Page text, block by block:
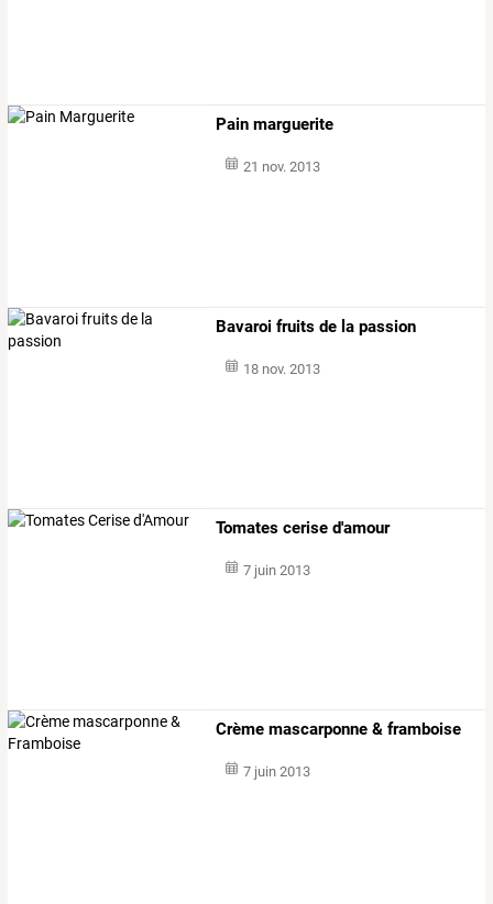
Pain marguerite
21 nov. 2013
Bavaroi fruits de la passion
18 nov. 2013
Tomates cerise d'amour
7 juin 2013
Crème mascarponne & framboise
7 juin 2013